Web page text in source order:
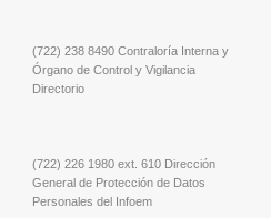
(722) 238 8490 Contraloría Interna y
Órgano de Control y Vigilancia
Directorio
(722) 226 1980 ext. 610 Dirección
General de Protección de Datos
Personales del Infoem